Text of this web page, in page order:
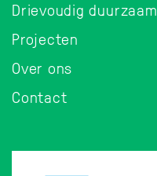
Drievoudig duurzaam
Projecten
Over ons
Contact